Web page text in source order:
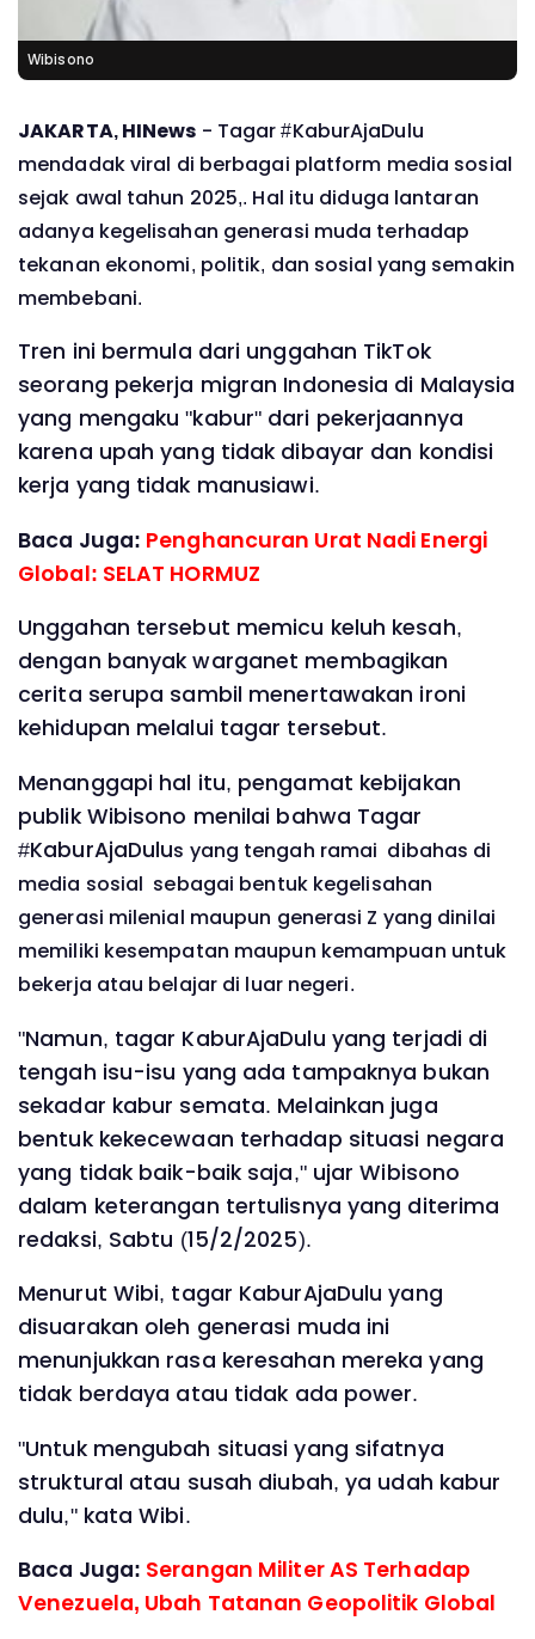
Wibisono
JAKARTA, HINews - Tagar #KaburAjaDulu
mendadak viral di berbagai platform media sosial
sejak awal tahun 2025,. Hal itu diduga lantaran
adanya kegelisahan generasi muda terhadap
tekanan ekonomi, politik, dan sosial yang semakin
membebani.
Tren ini bermula dari unggahan TikTok
seorang pekerja migran Indonesia di Malaysia
yang mengaku "kabur" dari pekerjaannya
karena upah yang tidak dibayar dan kondisi
kerja yang tidak manusiawi.
Baca Juga: Penghancuran Urat Nadi Energi
Global: SELAT HORMUZ
Unggahan tersebut memicu keluh kesah,
dengan banyak warganet membagikan
cerita serupa sambil menertawakan ironi
kehidupan melalui tagar tersebut.
Menanggapi hal itu, pengamat kebijakan
publik Wibisono menilai bahwa Tagar
#KaburAjaDulus yang tengah ramai dibahas di
media sosial sebagai bentuk kegelisahan
generasi milenial maupun generasi Z yang dinilai
memiliki kesempatan maupun kemampuan untuk
bekerja atau belajar di luar negeri.
"Namun, tagar KaburAjaDulu yang terjadi di
tengah isu-isu yang ada tampaknya bukan
sekadar kabur semata. Melainkan juga
bentuk kekecewaan terhadap situasi negara
yang tidak baik-baik saja," ujar Wibisono
dalam keterangan tertulisnya yang diterima
redaksi, Sabtu (15/2/2025).
Menurut Wibi, tagar KaburAjaDulu yang
disuarakan oleh generasi muda ini
menunjukkan rasa keresahan mereka yang
tidak berdaya atau tidak ada power.
"Untuk mengubah situasi yang sifatnya
struktural atau susah diubah, ya udah kabur
dulu," kata Wibi.
Baca Juga: Serangan Militer AS Terhadap
Venezuela, Ubah Tatanan Geopolitik Global